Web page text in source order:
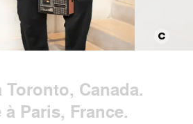
Toronto, Canada.
Paris, France.